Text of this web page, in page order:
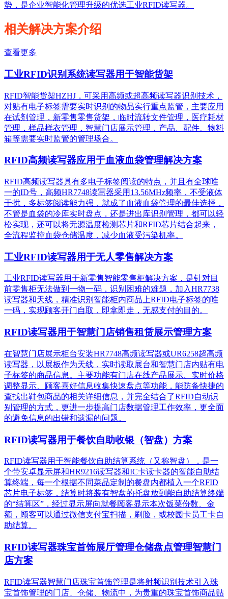
势，是企业智能化管理升级的优选工业RFID读写器。
相关解决方案介绍
查看更多
工业RFID识别系统读写器用于智能货架
RFID智能货架HZHJ，可采用高频或超高频读写器识别技术，
对贴有电子标签需要实时识别的物品实行重点监管，主要应用
在试剂管理，新零售零售货架，临时流转文件管理，医疗耗材
管理，样品样衣管理，智慧门店展示管理，产品、配件、物料
箱等需要实时监管的管理场合。
RFID高频读写器应用于血液血袋管理解决方案
RFID高频读写器具有多电子标签阅读的特点，并且有全球唯
一的ID号，高频HR7748读写器采用13.56MHz频率，不受液体
干扰，多标签阅读能力强，就成了血液血袋管理的最佳选择，
不管是血袋的冷库实时盘点，还是进出库识别管理，都可以轻
松实现，还可以将无源温度检测芯片和RFID芯片结合起来，
全流程监控血袋仓储温度，减少血液受污染机率。
工业RFID读写器用于无人零售解决方案
工业RFID读写器用于新零售智能零售柜解决方案，是针对目
前零售柜无法做到一物一码，识别困难的难题，加入HR7738
读写器和天线，精准识别​智能柜内商品上RFID电子标签的唯
一码，实现顾客开门自取，即拿即走，无感支付的目的。
RFID读写器用于智慧门店销售租赁展示管理方案
在智慧门店展示柜台安装HR7748高频读写器或UR6258超高频
读写器，以展板作为天线，实时读取展台和智慧门店内贴有电
子标签的商品信息。主要功能有门店在线产品展示、实时价格
调整显示、顾客喜好信息收集快速盘点等功能，能防备快捷的
查找出鞋包商品的相关详细信息，并完全结合了RFID自动识
别管理的方式，更进一步提高门店数据管理工作效率，更全面
的避免信息的出错和遗漏的问题。
RFID读写器用于餐饮自助收银（智盘）方案
RFID读写器用于智能餐饮自助结算系统（又称智盘），是一
个带安卓显示屏和HR9216读写器和IC卡读卡器的智能自助结
算终端，每一个根据不同菜品定制的餐盘内都植入一个RFID
芯片电子标签，结算时将装有智盘的托盘放到能自助结算终端
的“结算区”，经过显示屏向就餐顾客显示本次饭菜份数、金
额，顾客可以通过微信支付宝扫描，刷脸，或校园卡员工卡自
助结算。
RFID读写器珠宝首饰展厅管理仓储盘点管理智慧门
店方案
RFID读写器智慧门店珠宝首饰管理是将射频识别技术引入珠
宝首饰管理的门店、仓储、物流中，为贵重的珠宝首饰商品贴